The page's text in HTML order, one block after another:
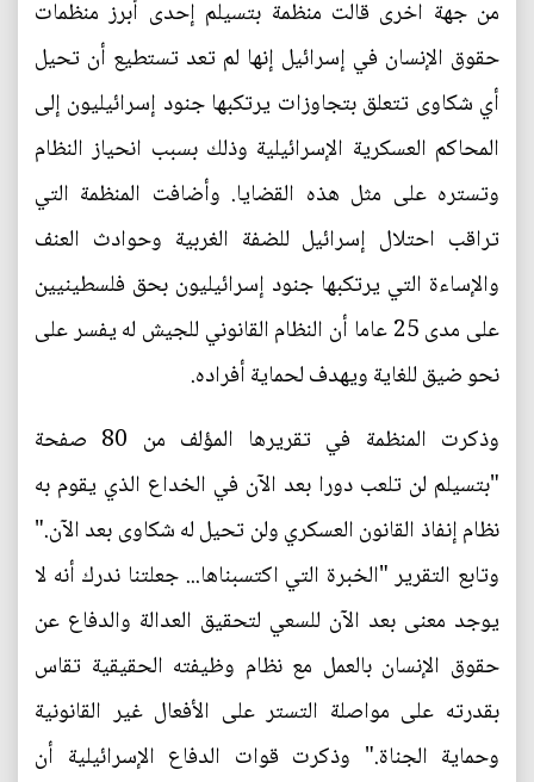
من جهة اخرى قالت منظمة بتسيلم إحدى أبرز منظمات
حقوق الإنسان في إسرائيل إنها لم تعد تستطيع أن تحيل
أي شكاوى تتعلق بتجاوزات يرتكبها جنود إسرائيليون إلى
المحاكم العسكرية الإسرائيلية وذلك بسبب انحياز النظام
وتستره على مثل هذه القضايا. وأضافت المنظمة التي
تراقب احتلال إسرائيل للضفة الغربية وحوادث العنف
والإساءة التي يرتكبها جنود إسرائيليون بحق فلسطينيين
على مدى 25 عاما أن النظام القانوني للجيش له يفسر على
نحو ضيق للغاية ويهدف لحماية أفراده.
وذكرت المنظمة في تقريرها المؤلف من 80 صفحة
"بتسيلم لن تلعب دورا بعد الآن في الخداع الذي يقوم به
نظام إنفاذ القانون العسكري ولن تحيل له شكاوى بعد الآن."
وتابع التقرير "الخبرة التي اكتسبناها... جعلتنا ندرك أنه لا
يوجد معنى بعد الآن للسعي لتحقيق العدالة والدفاع عن
حقوق الإنسان بالعمل مع نظام وظيفته الحقيقية تقاس
بقدرته على مواصلة التستر على الأفعال غير القانونية
وحماية الجناة." وذكرت قوات الدفاع الإسرائيلية أن